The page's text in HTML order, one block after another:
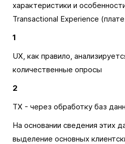
характеристики и
Transactional Experience
1
UX, как правило,
количественные опросы
2
TX - через обработку баз
На основании сведения этих
выделение основных